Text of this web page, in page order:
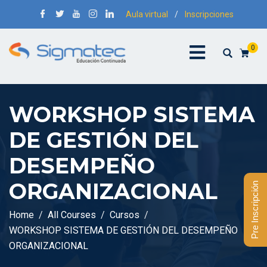
Aula virtual / Inscripciones
0
WORKSHOP SISTEMA
DE GESTIÓN DEL
DESEMPEÑO
ORGANIZACIONAL
Home All Courses
Cursos
WORKSHOP SISTEMA DE GESTIÓN DEL DESEMPEÑO
ORGANIZACIONAL
Pre Inscripción